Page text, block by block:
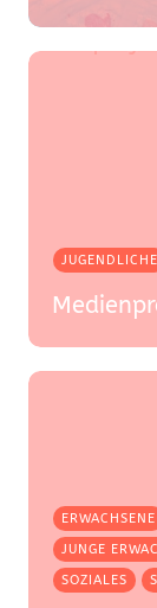
JUGENDLICHE
ERWACHSENE
JUNGE
SOZIALES